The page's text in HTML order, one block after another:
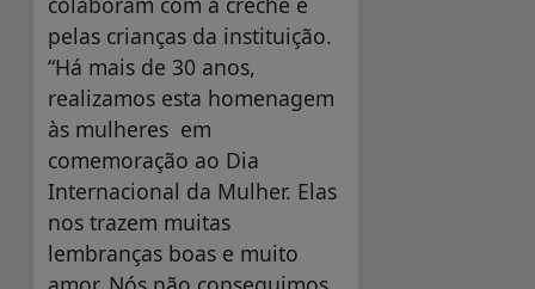
pelas crianças da instituição.
“Há mais de 30 anos,
realizamos esta homenagem
às mulheres em
comemoração ao Dia
Internacional da Mulher. Elas
nos trazem muitas
lembranças boas e muito